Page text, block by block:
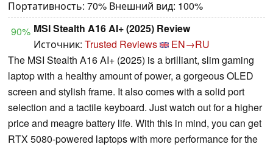
Портативность: 70% Внешний вид: 100%
90% MSI Stealth A16 AI+ (2025) Review
Источник: Trusted Reviews
EN→RU
The MSI Stealth A16 AI+ (2025) is a brilliant, slim gaming
laptop with a healthy amount of power, a gorgeous OLED
screen and stylish frame. It also comes with a solid port
selection and a tactile keyboard. Just watch out for a higher
price and meagre battery life. With this in mind, you can get
RTX 5080-powered laptops with more performance for the